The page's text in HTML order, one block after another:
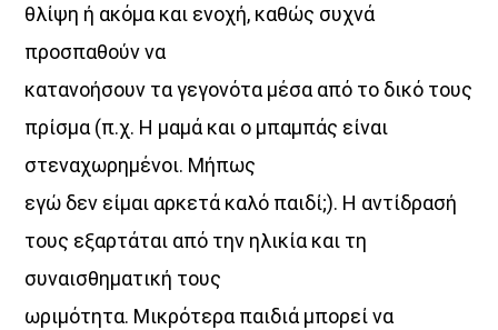
θλίψη ή ακόμα και ενοχή, καθώς συχνά
προσπαθούν να
κατανοήσουν τα γεγονότα μέσα από το δικό τους
πρίσμα (π.χ. Η μαμά και ο μπαμπάς είναι
στεναχωρημένοι. Μήπως
εγώ δεν είμαι αρκετά καλό παιδί;). Η αντίδρασή
τους εξαρτάται από την ηλικία και τη
συναισθηματική τους
ωριμότητα. Μικρότερα παιδιά μπορεί να